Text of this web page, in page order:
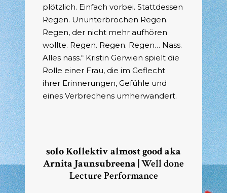
plötzlich. Einfach vorbei. Stattdessen
Regen. Ununterbrochen Regen.
Regen, der nicht mehr aufhören
wollte. Regen. Regen. Regen… Nass.
Alles nass.“ Kristin Gerwien spielt die
Rolle einer Frau, die im Geflecht
ihrer Erinnerungen, Gefühle und
eines Verbrechens umherwandert.
solo Kollektiv almost good aka
Arnita Jaunsubreena |Well done
Lecture Performance